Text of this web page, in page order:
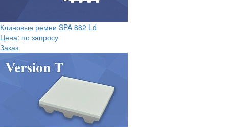
Клиновые ремни SPA 882 Ld
Цена: по запросу
Заказ